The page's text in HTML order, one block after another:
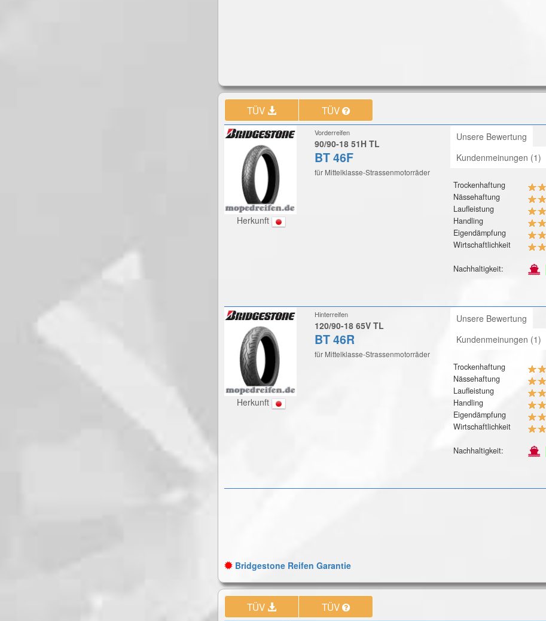
TÜV TÜV
Herkunft
Vorderreifen
90/90-18 51H TL
BT 46F
für Mittelklasse-Strassenmotorräder
Unsere Bewertung
Kundenmeinungen (1)
Trockenhaftung
Nässehaftung
Laufleistung
Handling
Eigendämpfung
Wirtschaftlichkeit
Nachhaltigkeit:
Herkunft
Hinterreifen
120/90-18 65V TL
BT 46R
für Mittelklasse-Strassenmotorräder
Unsere Bewertung
Kundenmeinungen (1)
Trockenhaftung
Nässehaftung
Laufleistung
Handling
Eigendämpfung
Wirtschaftlichkeit
Nachhaltigkeit:
Bridgestone Reifen Garantie
TÜV TÜV